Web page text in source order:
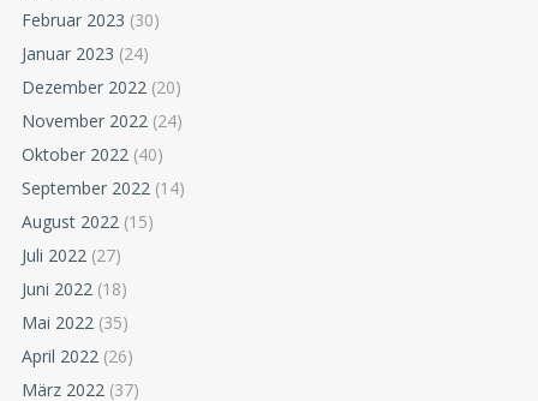
Februar 2023 (30)
Januar 2023 (24)
Dezember 2022 (20)
November 2022 (24)
Oktober 2022 (40)
September 2022 (14)
August 2022 (15)
Juli 2022 (27)
Juni 2022 (18)
Mai 2022 (35)
April 2022 (26)
März 2022 (37)